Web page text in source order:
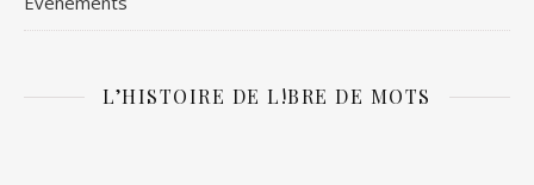
L’HISTOIRE DE L!BRE DE MOTS